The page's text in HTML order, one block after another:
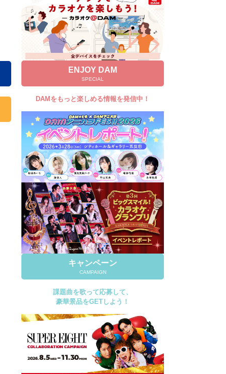
よくあるご質問
DAMの新曲・ランキングなど
カラオケ最新情報をチェック！
自宅でカラオケ歌い放題！
家族や友達と一緒に！練習にも！
ENJOY DAM
SPECIAL
DAMをもっと楽しめる情報を発信中！
キャンペーン
CAMPAIGN
課題曲を歌って応募して、
豪華景品をGETしよう！